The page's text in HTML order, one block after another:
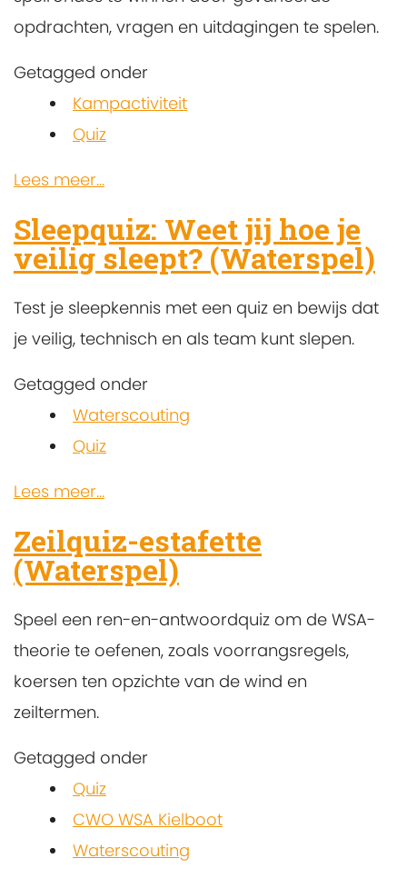
opdrachten, vragen en uitdagingen te spelen.
Getagged onder
Kampactiviteit
Quiz
Lees meer...
Sleepquiz: Weet jij hoe je
veilig sleept? (Waterspel)
Test je sleepkennis met een quiz en bewijs dat
je veilig, technisch en als team kunt slepen.
Getagged onder
Waterscouting
Quiz
Lees meer...
Zeilquiz-estafette
(Waterspel)
Speel een ren-en-antwoordquiz om de WSA-
theorie te oefenen, zoals voorrangsregels,
koersen ten opzichte van de wind en
zeiltermen.
Getagged onder
Quiz
CWO WSA Kielboot
Waterscouting